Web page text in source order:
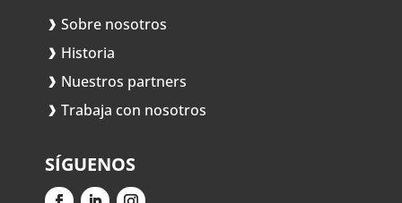
Sobre nosotros
Historia
Nuestros partners
Trabaja con nosotros
SÍGUENOS